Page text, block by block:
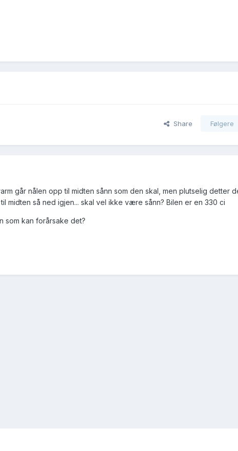
Share Følgere
går nålen opp til midten sånn som den skal, men plutselig detter
midten så ned igjen... skal vel ikke være sånn? Bilen er en 330 ci
som kan forårsake det?